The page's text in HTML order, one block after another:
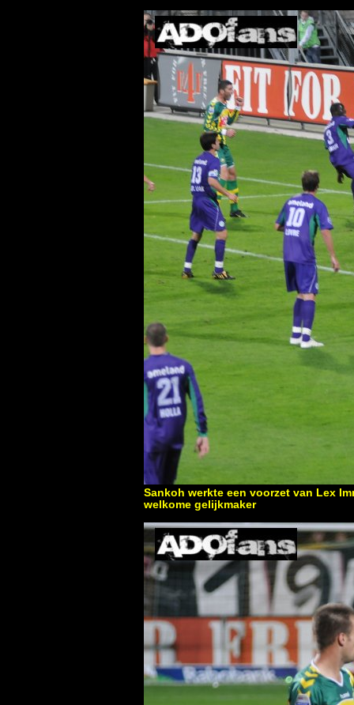
Sankoh werkte een voorzet van Lex
welkome gelijkmaker